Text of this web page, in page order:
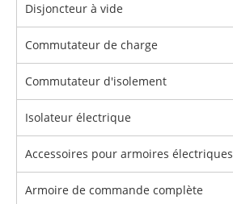
Disjoncteur à vide
Commutateur de charge
Commutateur d'isolement
Isolateur électrique
Accessoires pour armoires électriques
Armoire de commande complète